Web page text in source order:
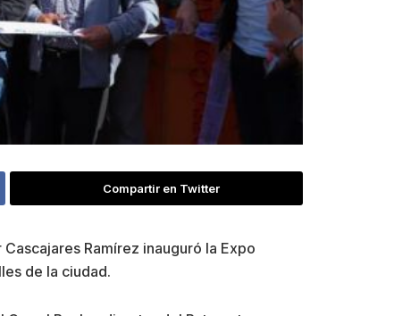
Compartir en Twitter
Ramírez inauguró la Expo
de la ciudad.